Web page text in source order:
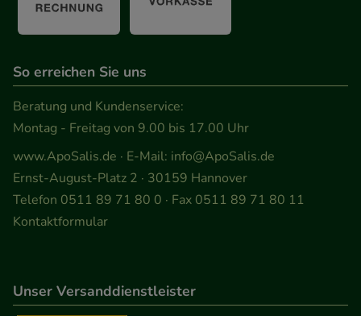
So erreichen Sie uns
Beratung und Kundenservice:
Montag - Freitag von 9.00 bis 17.00 Uhr
www.ApoSalis.de · E-Mail: info@ApoSalis.de
Ernst-August-Platz 2 · 30159 Hannover
Telefon 0511 89 71 80 0 · Fax 0511 89 71 80 11
Kontaktformular
Unser Versanddienstleister